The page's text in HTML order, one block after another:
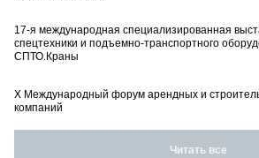
17-я международная специализированная
спецтехники и подъемно-транспортного
СПТО.Краны
X Международный форум арендных и
компаний
Читать все